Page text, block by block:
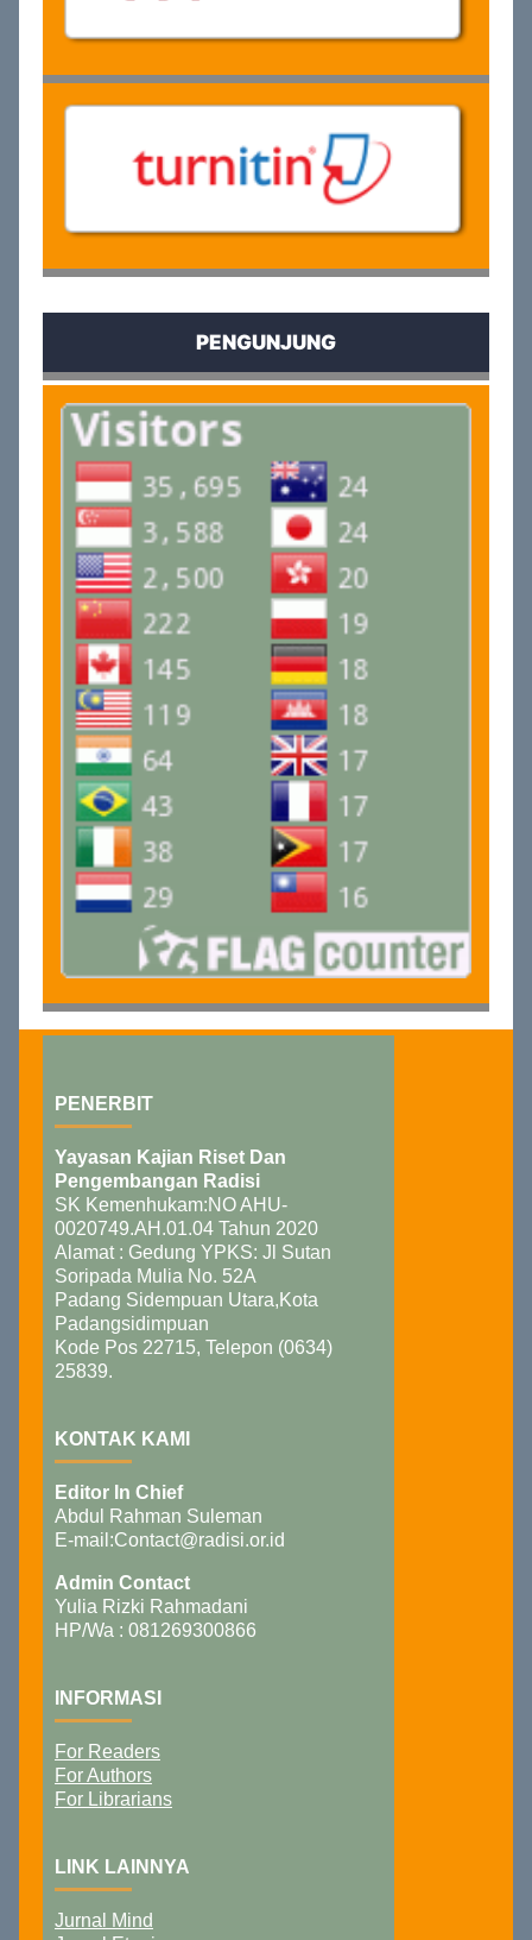
PENGUNJUNG
PENERBIT
Yayasan Kajian Riset Dan
Pengembangan Radisi
SK Kemenhukam:NO AHU-
0020749.AH.01.04 Tahun 2020
Alamat : Gedung YPKS: Jl Sutan
Soripada Mulia No. 52A
Padang Sidempuan Utara,Kota
Padangsidimpuan
Kode Pos 22715, Telepon (0634)
25839.
KONTAK KAMI
Editor In Chief
Abdul Rahman Suleman
E-mail:Contact@radisi.or.id
Admin Contact
Yulia Rizki Rahmadani
HP/Wa : 081269300866
INFORMASI
For Readers
For Authors
For Librarians
LINK LAINNYA
Jurnal Mind